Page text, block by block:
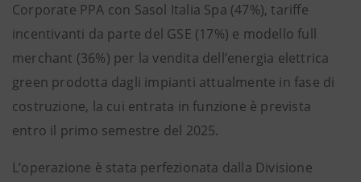
Corporate PPA con Sasol Italia Spa (47%), tariffe
incentivanti da parte del GSE (17%) e modello full
merchant (36%) per la vendita dell’energia elettrica
green prodotta dagli impianti attualmente in fase di
costruzione, la cui entrata in funzione è prevista
entro il primo semestre del 2025.
L’operazione è stata perfezionata dalla Divisione